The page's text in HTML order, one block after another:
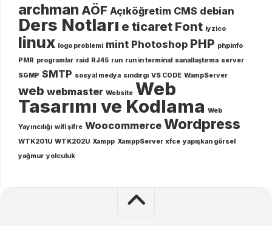
archman AÖF Açıköğretim CMS debian
Ders Notları e ticaret Font iyzico
linux logo problemi mint Photoshop PHP phpinfo
PMR programlar raid RJ45 run run in terminal sanallaştırma server
SGMP SMTP sosyal medya sındırgı VS CODE WampServer
web webmaster Website Web
Tasarımı ve Kodlama Web
Yayıncılığı wifi şifre Woocommerce Wordpress
WTK201U WTK202U Xampp XamppServer xfce yapışkan görsel
yağmur yolculuk